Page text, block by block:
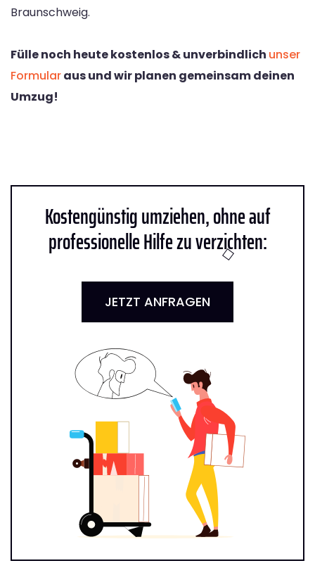
Braunschweig.
Fülle noch heute kostenlos & unverbindlich unser
Formularaus und wir planen gemeinsam deinen
Umzug!
Kostengünstig umziehen, ohne auf
professionelle Hilfe zu verzichten:
JETZT ANFRAGEN